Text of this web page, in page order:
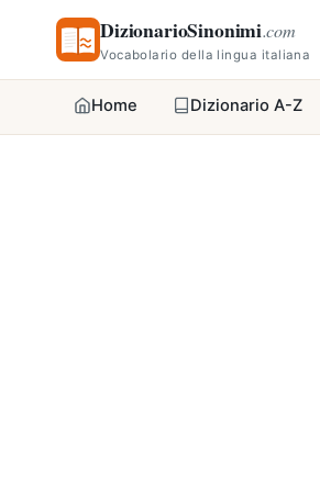
DizionarioSinonimi.com
Vocabolario della lingua italiana
Home Dizionario A-Z